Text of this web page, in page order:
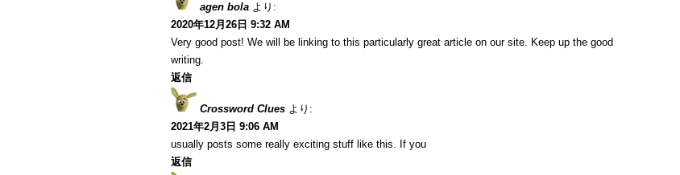
agen bola より:
2020年12月26日 9:32 AM
Very good post! We will be linking to this particularly great article on our site. Keep up the good
writing.
返信
Crossword Clues より:
2021年2月3日 9:06 AM
usually posts some really exciting stuff like this. If you
返信